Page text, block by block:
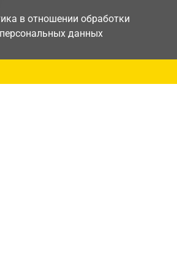
в отношении обработки
персональных данных